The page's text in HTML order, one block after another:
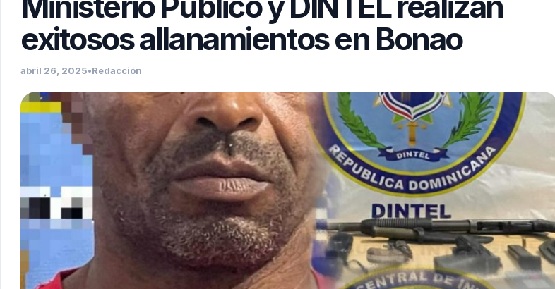
exitosos allanamientos en Bonao
abril 26, 2025•Redacción